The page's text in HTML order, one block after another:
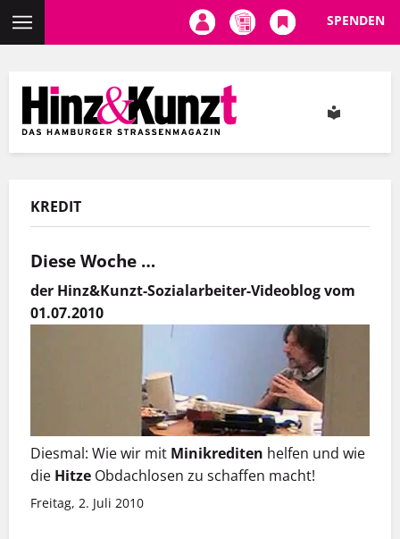
Inhalt
SPENDEN
KREDIT
Diese Woche …
der Hinz&Kunzt-Sozialarbeiter-Videoblog vom
01.07.2010
Diesmal: Wie wir mit Minikrediten helfen und wie
die Hitze Obdachlosen zu schaffen macht!
Freitag, 2. Juli 2010